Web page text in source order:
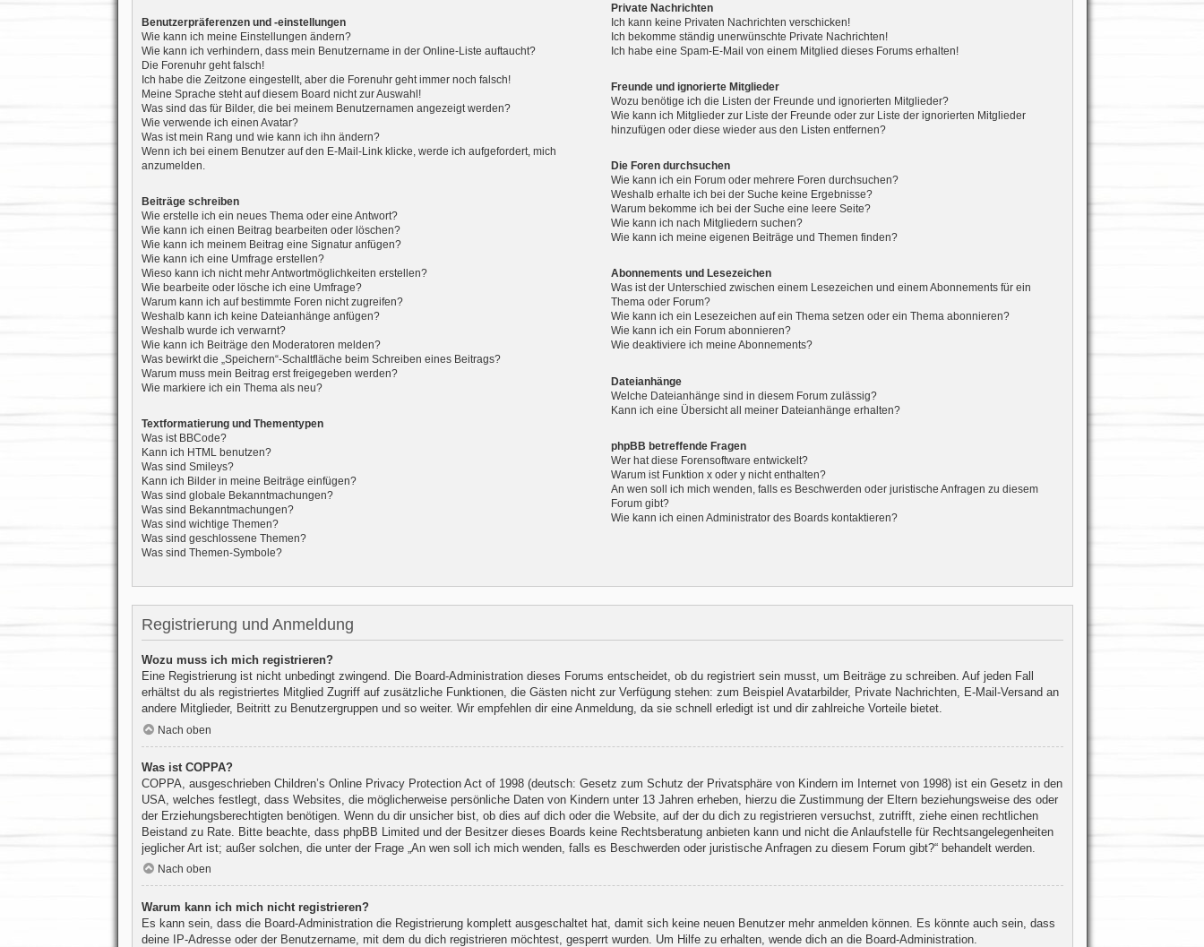
Benutzerpräferenzen und -einstellungen
Wie kann ich meine Einstellungen ändern?
Wie kann ich verhindern, dass mein Benutzername in der Online-Liste auftaucht?
Die Forenuhr geht falsch!
Ich habe die Zeitzone eingestellt, aber die Forenuhr geht immer noch falsch!
Meine Sprache steht auf diesem Board nicht zur Auswahl!
Was sind das für Bilder, die bei meinem Benutzernamen angezeigt werden?
Wie verwende ich einen Avatar?
Was ist mein Rang und wie kann ich ihn ändern?
Wenn ich bei einem Benutzer auf den E-Mail-Link klicke, werde ich aufgefordert, mich
anzumelden.
Beiträge schreiben
Wie erstelle ich ein neues Thema oder eine Antwort?
Wie kann ich einen Beitrag bearbeiten oder löschen?
Wie kann ich meinem Beitrag eine Signatur anfügen?
Wie kann ich eine Umfrage erstellen?
Wieso kann ich nicht mehr Antwortmöglichkeiten erstellen?
Wie bearbeite oder lösche ich eine Umfrage?
Warum kann ich auf bestimmte Foren nicht zugreifen?
Weshalb kann ich keine Dateianhänge anfügen?
Weshalb wurde ich verwarnt?
Wie kann ich Beiträge den Moderatoren melden?
Was bewirkt die „Speichern“-Schaltfläche beim Schreiben eines Beitrags?
Warum muss mein Beitrag erst freigegeben werden?
Wie markiere ich ein Thema als neu?
Textformatierung und Thementypen
Was ist BBCode?
Kann ich HTML benutzen?
Was sind Smileys?
Kann ich Bilder in meine Beiträge einfügen?
Was sind globale Bekanntmachungen?
Was sind Bekanntmachungen?
Was sind wichtige Themen?
Was sind geschlossene Themen?
Was sind Themen-Symbole?
Private Nachrichten
Ich kann keine Privaten Nachrichten verschicken!
Ich bekomme ständig unerwünschte Private Nachrichten!
Ich habe eine Spam-E-Mail von einem Mitglied dieses Forums erhalten!
Freunde und ignorierte Mitglieder
Wozu benötige ich die Listen der Freunde und ignorierten Mitglieder?
Wie kann ich Mitglieder zur Liste der Freunde oder zur Liste der ignorierten Mitglieder
hinzufügen oder diese wieder aus den Listen entfernen?
Die Foren durchsuchen
Wie kann ich ein Forum oder mehrere Foren durchsuchen?
Weshalb erhalte ich bei der Suche keine Ergebnisse?
Warum bekomme ich bei der Suche eine leere Seite?
Wie kann ich nach Mitgliedern suchen?
Wie kann ich meine eigenen Beiträge und Themen finden?
Abonnements und Lesezeichen
Was ist der Unterschied zwischen einem Lesezeichen und einem Abonnements für ein
Thema oder Forum?
Wie kann ich ein Lesezeichen auf ein Thema setzen oder ein Thema abonnieren?
Wie kann ich ein Forum abonnieren?
Wie deaktiviere ich meine Abonnements?
Dateianhänge
Welche Dateianhänge sind in diesem Forum zulässig?
Kann ich eine Übersicht all meiner Dateianhänge erhalten?
phpBB betreffende Fragen
Wer hat diese Forensoftware entwickelt?
Warum ist Funktion x oder y nicht enthalten?
An wen soll ich mich wenden, falls es Beschwerden oder juristische Anfragen zu diesem
Forum gibt?
Wie kann ich einen Administrator des Boards kontaktieren?
Registrierung und Anmeldung
Wozu muss ich mich registrieren?
Eine Registrierung ist nicht unbedingt zwingend. Die Board-Administration dieses Forums entscheidet, ob du registriert sein musst, um Beiträge zu schreiben. Auf jeden Fall
erhältst du als registriertes Mitglied Zugriff auf zusätzliche Funktionen, die Gästen nicht zur Verfügung stehen: zum Beispiel Avatarbilder, Private Nachrichten, E-Mail-Versand an
andere Mitglieder, Beitritt zu Benutzergruppen und so weiter. Wir empfehlen dir eine Anmeldung, da sie schnell erledigt ist und dir zahlreiche Vorteile bietet.
Nach oben
Was ist COPPA?
COPPA, ausgeschrieben Children’s Online Privacy Protection Act of 1998 (deutsch: Gesetz zum Schutz der Privatsphäre von Kindern im Internet von 1998) ist ein Gesetz in den
USA, welches festlegt, dass Websites, die möglicherweise persönliche Daten von Kindern unter 13 Jahren erheben, hierzu die Zustimmung der Eltern beziehungsweise des oder
der Erziehungsberechtigten benötigen. Wenn du dir unsicher bist, ob dies auf dich oder die Website, auf der du dich zu registrieren versuchst, zutrifft, ziehe einen rechtlichen
Beistand zu Rate. Bitte beachte, dass phpBB Limited und der Besitzer dieses Boards keine Rechtsberatung anbieten kann und nicht die Anlaufstelle für Rechtsangelegenheiten
jeglicher Art ist; außer solchen, die unter der Frage „An wen soll ich mich wenden, falls es Beschwerden oder juristische Anfragen zu diesem Forum gibt?“ behandelt werden.
Nach oben
Warum kann ich mich nicht registrieren?
Es kann sein, dass die Board-Administration die Registrierung komplett ausgeschaltet hat, damit sich keine neuen Benutzer mehr anmelden können. Es könnte auch sein, dass
deine IP-Adresse oder der Benutzername, mit dem du dich registrieren möchtest, gesperrt wurden. Um Hilfe zu erhalten, wende dich an die Board-Administration.